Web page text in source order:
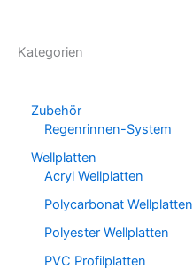
Kategorien
Zubehör
Regenrinnen-System
Wellplatten
Acryl Wellplatten
Polycarbonat Wellplatten
Polyester Wellplatten
PVC Profilplatten